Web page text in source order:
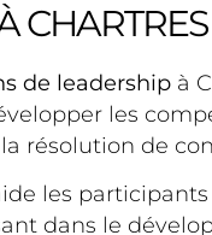
CHARTRES
de leadership à
les
résolution de
les
dans le